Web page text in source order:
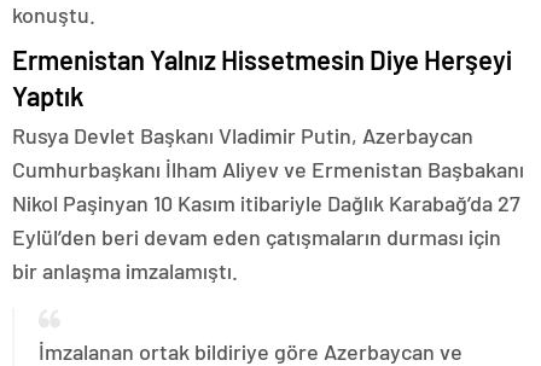
konuştu.
Ermenistan Yalnız Hissetmesin Diye Herşeyi
Yaptık
Rusya Devlet Başkanı Vladimir Putin, Azerbaycan
Cumhurbaşkanı İlham Aliyev ve Ermenistan Başbakanı
Nikol Paşinyan 10 Kasım itibariyle Dağlık Karabağ’da 27
Eylül’den beri devam eden çatışmaların durması için
bir anlaşma imzalamıştı.
İmzalanan ortak bildiriye göre Azerbaycan ve